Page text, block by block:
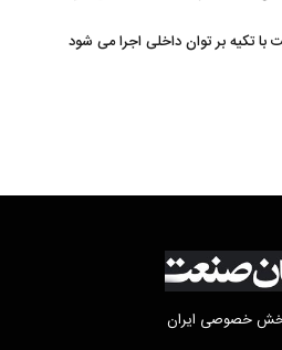
تکیه بر توان داخلی اجرا می شود
خصوصی ایران